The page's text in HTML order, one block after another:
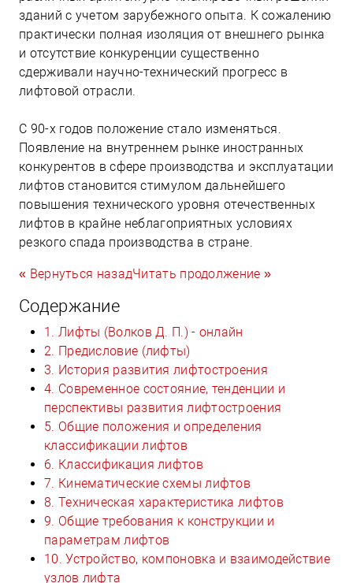
зданий с учетом зарубежного опыта. К сожалению
практически полная изоляция от внешнего рынка
и отсутствие конкуренции существенно
сдерживали научно-технический прогресс в
лифтовой отрасли.
С 90-х годов положение стало изменяться.
Появление на внутреннем рынке иностранных
конкурентов в сфере производства и эксплуатации
лифтов становится стимулом дальнейшего
повышения технического уровня отечественных
лифтов в крайне неблагоприятных условиях
резкого спада производства в стране.
« Вернуться назадЧитать продолжение »
Содержание
1. Лифты (Волков Д. П.) - онлайн
2. Предисловие (лифты)
3. История развития лифтостроения
4. Современное состояние, тенденции и
перспективы развития лифтостроения
5. Общие положения и определения
классификации лифтов
6. Классификация лифтов
7. Кинематические схемы лифтов
8. Техническая характеристика лифтов
9. Общие требования к конструкции и
параметрам лифтов
10. Устройство, компоновка и взаимодействие
узлов лифта